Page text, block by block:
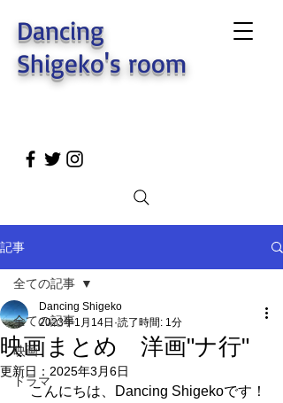
Dancing
Shigeko's room
記事
全ての記事
映画
ドラマ
全ての記事
映画まとめ 洋画"ナ行"
Dancing Shigeko
2023年1月14日 読了時間: 1分
更新日： 2025年3月6日
こんにちは、Dancing Shigekoです！